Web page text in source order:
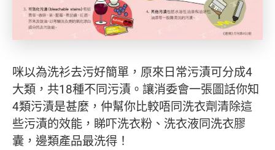
咪以為洗衫去污好簡單，原來日常污漬可分成4
大類，共18種不同污漬。讓消委會一張圖話你知
4類污漬是甚麼，仲幫你比較唔同洗衣劑清除這
些污漬的效能，睇吓洗衣粉、洗衣液同洗衣膠
囊，邊類產品最洗得！